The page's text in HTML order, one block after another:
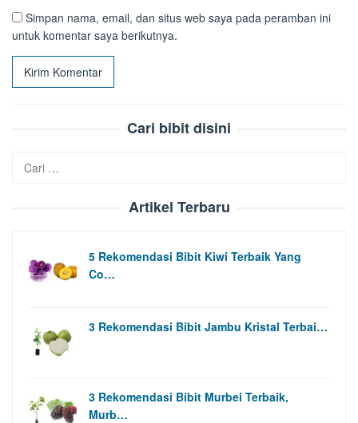
Simpan nama, email, dan situs web saya pada peramban ini
untuk komentar saya berikutnya.
Cari bibit disini
untuk:
Artikel Terbaru
5 Rekomendasi Bibit Kiwi Terbaik Yang
Co…
3 Rekomendasi Bibit Jambu Kristal Terbai…
3 Rekomendasi Bibit Murbei Terbaik,
Murb…